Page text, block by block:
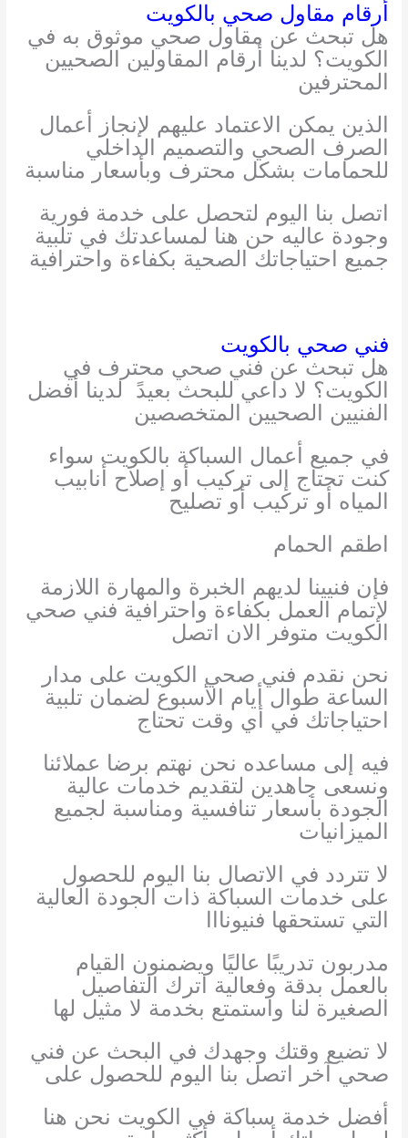
أرقام مقاول صحي بالكويت
هل تبحث عن مقاول صحي موثوق به في
الكويت؟ لدينا أرقام المقاولين الصحيين
المحترفين
الذين يمكن الاعتماد عليهم لإنجاز أعمال
الصرف الصحي والتصميم الداخلي
للحمامات بشكل محترف وبأسعار مناسبة
اتصل بنا اليوم لتحصل على خدمة فورية
وجودة عاليه حن هنا لمساعدتك في تلبية
جميع احتياجاتك الصحية بكفاءة واحترافية
فني صحي بالكويت
هل تبحث عن فني صحي محترف في
الكويت؟ لا داعي للبحث بعيدً
لدينا أفضل
الفنيين الصحيين المتخصصين
في جميع أعمال السباكة بالكويت سواء
كنت تحتاج إلى تركيب أو إصلاح أنابيب
المياه أو تركيب أو تصليح
اطقم الحمام
فإن فنيينا لديهم الخبرة والمهارة اللازمة
لإتمام العمل بكفاءة واحترافية فني صحي
الكويت متوفر الان اتصل
نحن نقدم فني صحي الكويت على مدار
الساعة طوال أيام الأسبوع لضمان تلبية
احتياجاتك في أي وقت تحتاج
فيه إلى مساعده نحن نهتم برضا عملائنا
ونسعى جاهدين لتقديم خدمات عالية
الجودة بأسعار تنافسية ومناسبة لجميع
الميزانيات
لا تتردد في الاتصال بنا اليوم للحصول
على خدمات السباكة ذات الجودة العالية
التي تستحقها فنيونااا
مدربون تدريبًا عاليًا ويضمنون القيام
بالعمل بدقة وفعالية اترك التفاصيل
الصغيرة لنا واستمتع بخدمة لا مثيل لها
لا تضيع وقتك وجهدك في البحث عن فني
صحي آخر اتصل بنا اليوم للحصول على
أفضل خدمة سباكة في الكويت نحن هنا